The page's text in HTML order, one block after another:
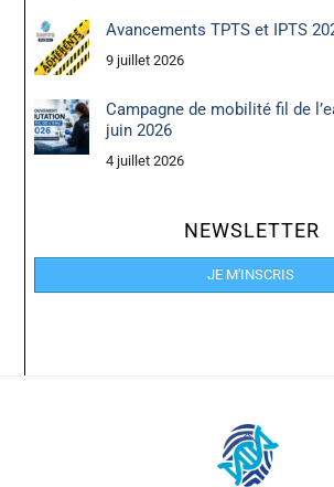
Avancements TPTS et IPTS
9 juillet 2026
Campagne de mobilité fil de
juin 2026
4 juillet 2026
NEWSLETTER
JE M'INSCRIS
Back
To